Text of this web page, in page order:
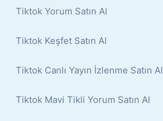
Tiktok Yorum Satın Al
Tiktok Keşfet Satın Al
Tiktok Canlı Yayın İzlenme Satın Al
Tiktok Mavi Tikli Yorum Satın Al